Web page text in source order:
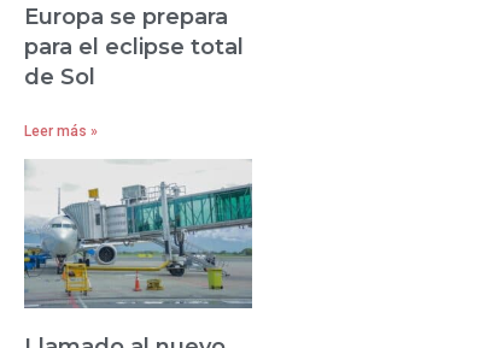
Europa se prepara
para el eclipse total
de Sol
Leer más »